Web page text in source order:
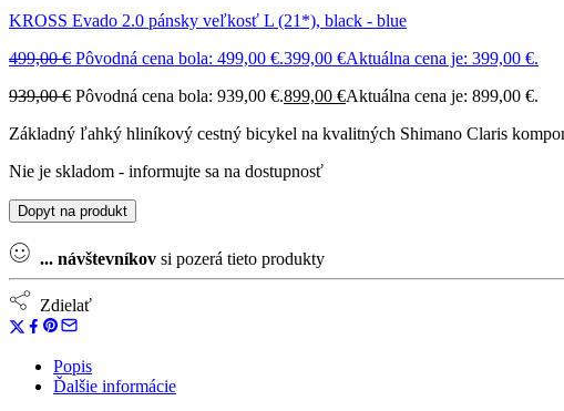
KROSS Evado 2.0 pánsky veľkosť L (21*), black - blue
499,00€ Pôvodná cena bola: 499,00 €.399,00 €Aktuálna cena je: 399,00 €.
939,00€ Pôvodná cena bola: 939,00 €.899,00 €Aktuálna cena je: 899,00 €.
Základný ľahký hliníkový cestný bicykel na kvalitných Shimano Claris
Nie je skladom - informujte sa na dostupnosť
Dopyt na produkt
... návštevníkov si pozerá tieto produkty
Zdielať
Popis
Ďalšie informácie